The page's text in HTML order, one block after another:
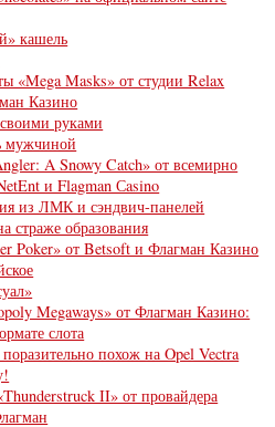
кашель
«Mega Masks» от студии Relax
Казино
руками
мужчиной
A Snowy Catch» от всемирно
и Flagman Сasino
из ЛМК и сэндвич-панелей
страже образования
Poker» от Betsoft и Флагман Казино
Megaways» от Флагман Казино:
слота
похож на Opel Vectra
II» от провайдера